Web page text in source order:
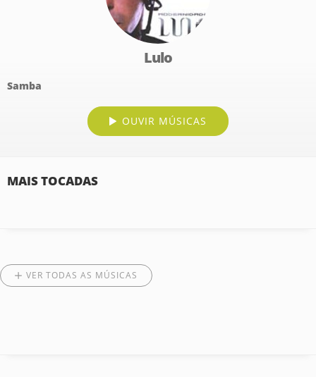
Lulo
Samba
OUVIR MÚSICAS
MAIS TOCADAS
VER TODAS AS MÚSICAS